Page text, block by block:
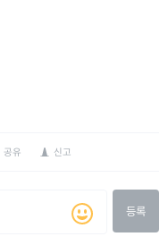
공유 신고
등록